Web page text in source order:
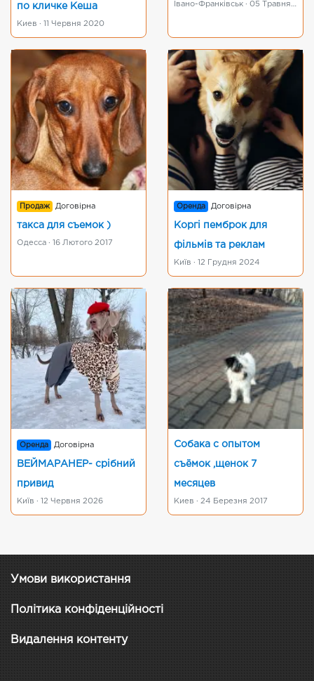
по кличке Кеша
Киев · 11 Червня 2020
Івано-Франківськ · 05 Травня 2016
Продаж Договірна
такса для съемок )
Одесса · 16 Лютого 2017
Оренда Договірна
Коргі пемброк для
фільмів та реклам
Київ · 12 Грудня 2024
Оренда Договірна
ВЕЙМАРАНЕР- срібний
привид
Київ · 12 Червня 2026
Собака с опытом
съёмок ,щенок 7
месяцев
Киев · 24 Березня 2017
Умови використання
Політика конфіденційності
Видалення контенту